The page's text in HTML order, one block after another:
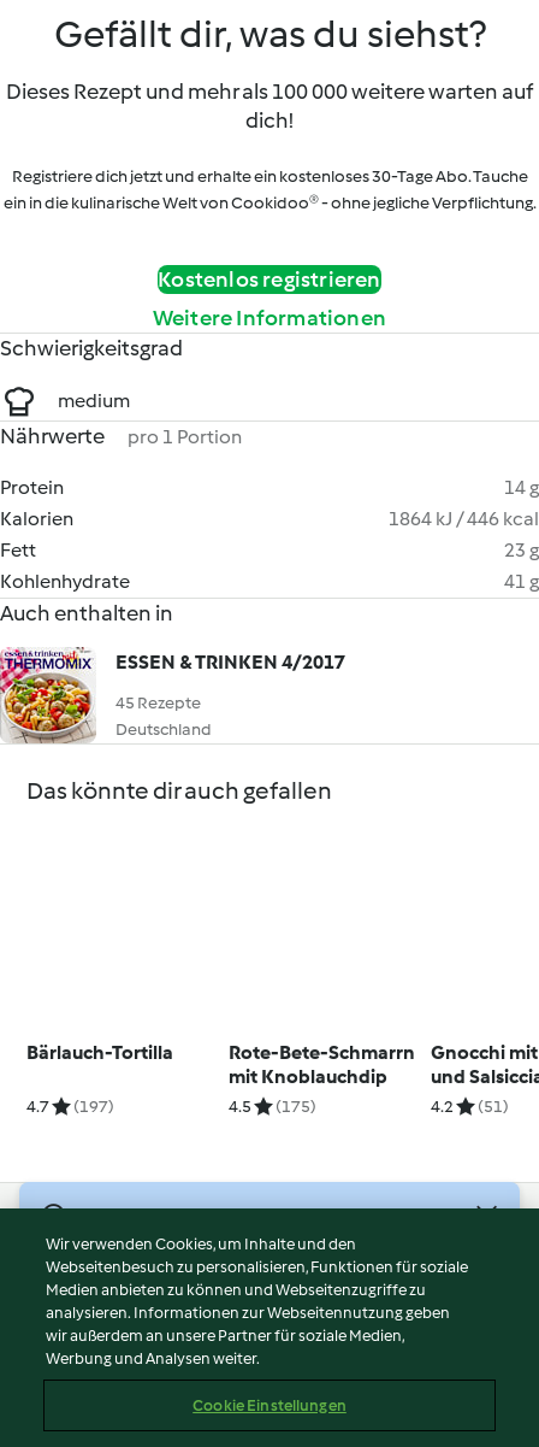
Gefällt dir, was du siehst?
Dieses Rezept und mehr als 100 000 weitere warten auf
dich!
Registriere dich jetzt und erhalte ein kostenloses 30-Tage Abo. Tauche
ein in die kulinarische Welt von Cookidoo® - ohne jegliche Verpflichtung.
Kostenlos registrieren
Weitere Informationen
Schwierigkeitsgrad
medium
Nährwerte pro 1 Portion
Protein
14 g
Kalorien
1864 kJ / 446 kcal
Fett
23 g
Kohlenhydrate
41 g
Auch enthalten in
ESSEN & TRINKEN 4/2017
45 Rezepte
Deutschland
Das könnte dir auch gefallen
Bärlauch-Tortilla
4.7 (197)
Rote-Bete-Schmarrn
mit Knoblauchdip
4.5 (175)
Gnocchi
und
4.2 (51)
Nutzungsbedingungen
Datenschutzrichtlinien
Disclaimer
Impressum
Inhalt melden
Wir verwenden Cookies, um Inhalte und den
Webseitenbesuch zu personalisieren, Funktionen für soziale
Medien anbieten zu können und Webseitenzugriffe zu
analysieren. Informationen zur Webseitennutzung geben
wir außerdem an unsere Partner für soziale Medien,
Werbung und Analysen weiter.
Cookie Einstellungen